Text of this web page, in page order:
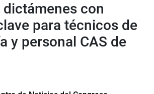
con
para técnicos de
y personal CAS de